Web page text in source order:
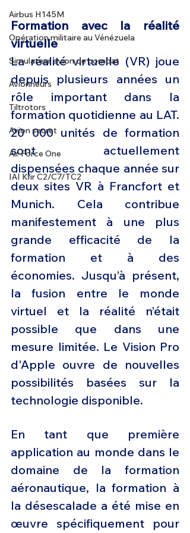
Airbus H145M
Opération militaire au Vénézuela
Simulateur avion de combat
Avionneurs
Tiltrotors
Avion secret
Air Force One
IAI Kfir C2/C7/TC2
Formation avec la réalité
virtuelle
La réalité virtuelle (VR) joue
depuis plusieurs années un
rôle important dans la
formation quotidienne au LAT.
20 000 unités de formation
sont actuellement
dispensées chaque année sur
deux sites VR à Francfort et
Munich. Cela contribue
manifestement à une plus
grande efficacité de la
formation et à des
économies. Jusqu’à présent,
la fusion entre le monde
virtuel et la réalité n’était
possible que dans une
mesure limitée. Le Vision Pro
d'Apple ouvre de nouvelles
possibilités basées sur la
technologie disponible.
En tant que première
application au monde dans le
domaine de la formation
aéronautique, la formation à
la désescalade a été mise en
œuvre spécifiquement pour